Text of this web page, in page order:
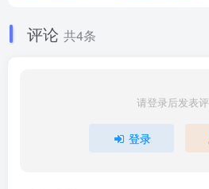
评论 共4条
请登录后发表
登录